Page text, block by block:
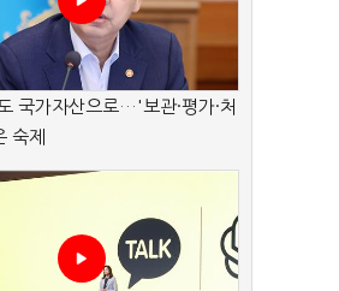
국가자산으로…'보관·평가·처
숙제